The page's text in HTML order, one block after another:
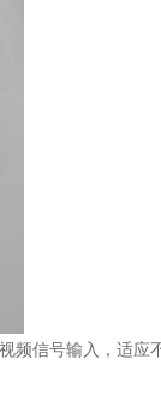
频信号输入，适应